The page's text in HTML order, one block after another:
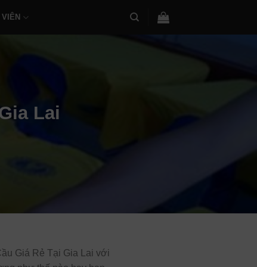
Lai
Giá Rẻ Tại Gia Lai với